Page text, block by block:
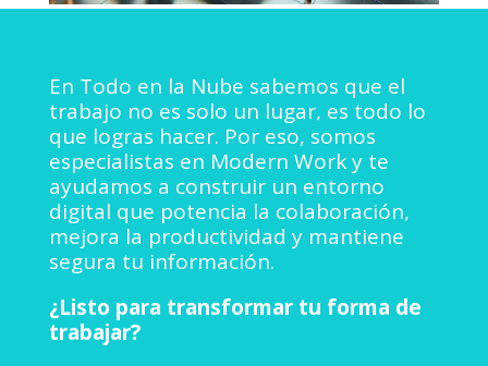
En Todo en la Nube sabemos que el
trabajo no es solo un lugar, es todo lo
que logras hacer. Por eso, somos
especialistas en Modern Work y te
ayudamos a construir un entorno
digital que potencia la colaboración,
mejora la productividad y mantiene
segura tu información.
¿Listo para transformar tu forma de
trabajar?